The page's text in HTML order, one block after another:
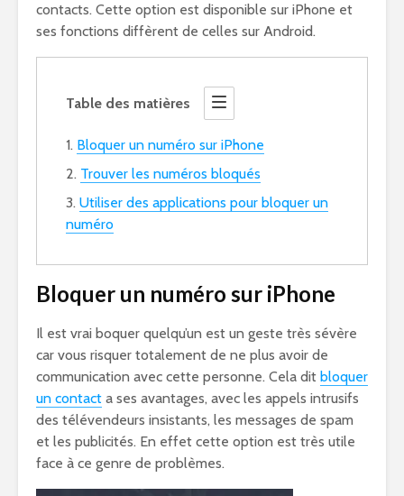
contacts. Cette option est disponible sur iPhone et
ses fonctions diffèrent de celles sur Android.
Table des matières
Bloquer un numéro sur iPhone
Trouver les numéros bloqués
Utiliser des applications pour bloquer un
numéro
Bloquer un numéro sur iPhone
Il est vrai boquer quelqu’un est un geste très sévère
car vous risquer totalement de ne plus avoir de
communication avec cette personne. Cela dit bloquer
un contact a ses avantages, avec les appels intrusifs
des télévendeurs insistants, les messages de spam
et les publicités. En effet cette option est très utile
face à ce genre de problèmes.